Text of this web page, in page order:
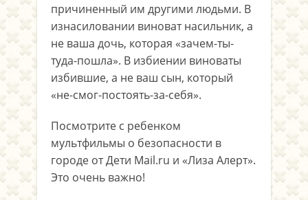
причиненный им другими людьми. В
изнасиловании виноват насильник, а
не ваша дочь, которая «зачем-ты-
туда-пошла». В избиении виноваты
избившие, а не ваш сын, который
«не-смог-постоять-за-себя».
Посмотрите с ребенком
мультфильмы о безопасности в
городе от Дети Mail.ru и «Лиза Алерт».
Это очень важно!